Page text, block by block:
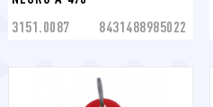
3151.0087 8431488985022